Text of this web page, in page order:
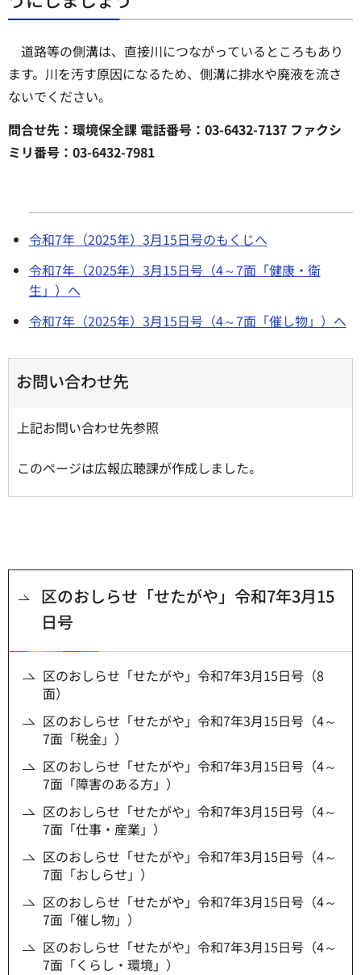
道路等の側溝は、直接川につながっているところもあり
ます。川を汚す原因になるため、側溝に排水や廃液を流さ
ないでください。
問合せ先：環境保全課 電話番号：03-6432-7137 ファクシ
ミリ番号：03-6432-7981
令和7年（2025年）3月15日号のもくじへ
令和7年（2025年）3月15日号（4～7面「健康・衛
生」）へ
令和7年（2025年）3月15日号（4～7面「催し物」）へ
お問い合わせ先
上記お問い合わせ先参照
このページは広報広聴課が作成しました。
区のおしらせ「せたがや」令和7年3月15
日号
区のおしらせ「せたがや」令和7年3月15日号（8
面）
区のおしらせ「せたがや」令和7年3月15日号（4～
7面「税金」）
区のおしらせ「せたがや」令和7年3月15日号（4～
7面「障害のある方」）
区のおしらせ「せたがや」令和7年3月15日号（4～
7面「仕事・産業」）
区のおしらせ「せたがや」令和7年3月15日号（4～
7面「おしらせ」）
区のおしらせ「せたがや」令和7年3月15日号（4～
7面「催し物」）
区のおしらせ「せたがや」令和7年3月15日号（4～
7面「くらし・環境」）